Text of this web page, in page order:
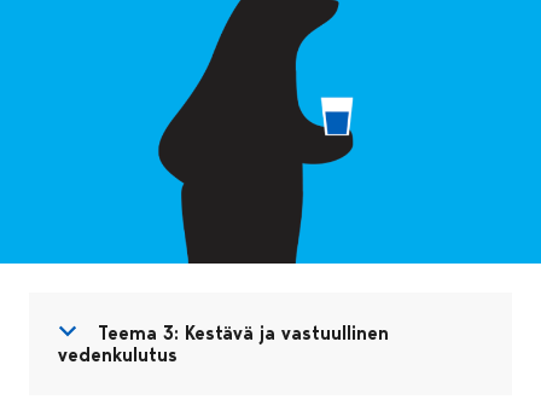
Avaa valikko
Sulje valikko
Teema 3: Kestävä ja vastuullinen
vedenkulutus